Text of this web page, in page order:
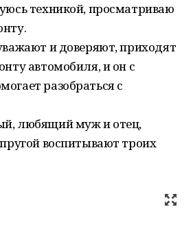
техникой, просматриваю
и доверяют, приходят
автомобиля, и он с
разобраться с
любящий муж и отец,
воспитывают троих